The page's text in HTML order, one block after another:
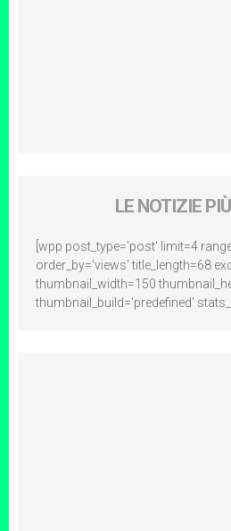
LE NOTIZIE
[wpp post_type='post' limit=4
order_by='views' title_length=68
thumbnail_width=150
thumbnail_build='predefined'